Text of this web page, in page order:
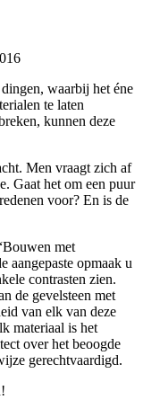
waarbij het éne
te laten
kunnen deze
Men vraagt zich af
Gaat het om een puur
voor? En is de
met
aangepaste opmaak u
contrasten zien.
de gevelsteen met
van elk van deze
materiaal is het
over het beoogde
gerechtvaardigd.